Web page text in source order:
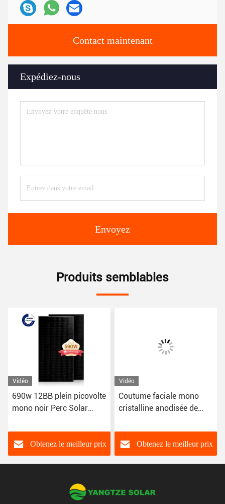
Contact maintenant
Expédiez-nous
Envoyez
Produits semblables
Vidéo
690w 12BB plein picovolte
mono noir Perc Solar
connecteur MC4
Obtenez le meilleur prix
Vidéo
Coutume faciale mono
cristalline anodisée de
panneau solaire d'alliage
d'aluminium
Obtenez le meilleur prix